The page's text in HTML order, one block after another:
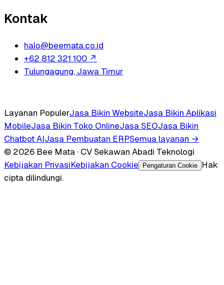
Kontak
halo@beemata.co.id
+62 812 321 100 ↗
Tulungagung, Jawa Timur
Layanan PopulerJasa Bikin WebsiteJasa Bikin Aplikasi
MobileJasa Bikin Toko OnlineJasa SEOJasa Bikin
Chatbot AIJasa Pembuatan ERPSemua layanan →
© 2026 Bee Mata · CV Sekawan Abadi Teknologi
Kebijakan PrivasiKebijakan Cookie Pengaturan Cookie
Hak
cipta dilindungi.